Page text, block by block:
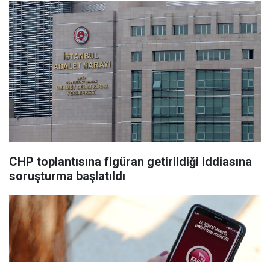
CHP toplantısına figüran getirildiği iddiasına
soruşturma başlatıldı